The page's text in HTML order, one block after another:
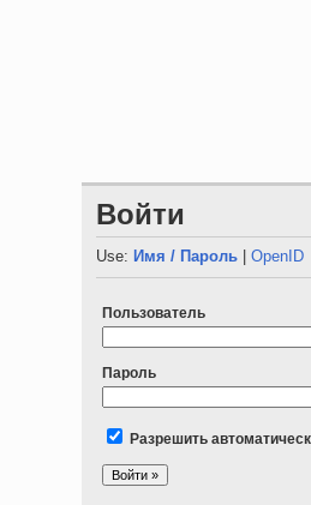
Войти
Use: Имя / Пароль |OpenID
Пользователь
Пароль
Разрешить